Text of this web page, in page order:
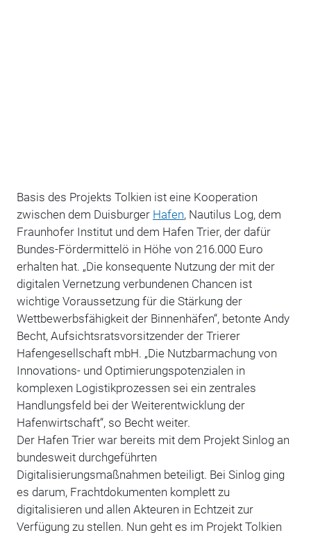
Basis des Projekts Tolkien ist eine Kooperation
zwischen dem Duisburger Hafen, Nautilus Log, dem
Fraunhofer Institut und dem Hafen Trier, der dafür
Bundes-Fördermittelö in Höhe von 216.000 Euro
erhalten hat. „Die konsequente Nutzung der mit der
digitalen Vernetzung verbundenen Chancen ist
wichtige Voraussetzung für die Stärkung der
Wettbewerbsfähigkeit der Binnenhäfen“, betonte Andy
Becht, Aufsichtsratsvorsitzender der Trierer
Hafengesellschaft mbH. „Die Nutzbarmachung von
Innovations- und Optimierungspotenzialen in
komplexen Logistikprozessen sei ein zentrales
Handlungsfeld bei der Weiterentwicklung der
Hafenwirtschaft“, so Becht weiter.
Der Hafen Trier war bereits mit dem Projekt Sinlog an
bundesweit durchgeführten
Digitalisierungsmaßnahmen beteiligt. Bei Sinlog ging
es darum, Frachtdokumenten komplett zu
digitalisieren und allen Akteuren in Echtzeit zur
Verfügung zu stellen. Nun geht es im Projekt Tolkien